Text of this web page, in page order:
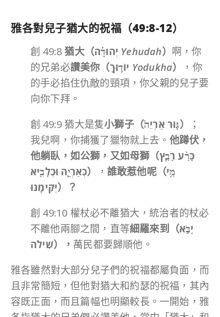
雅各對兒子猶大的祝福（49:8-12）
創 49:8猶大（יְהוּדָ֗ה Yehudah） 啊，你
的兄弟必讚美你（יוֹד֣וּךָ Yodukha）
，你
的手必掐住仇敵的頸項，你父親的兒子要
向你下拜。
創 49:9 猶大是隻小獅子（גּ֤וּר אַרְיֵה֙）
；
我兒啊，你捕獲了獵物就上去。 他蹲伏，
他躺臥，如公獅，又如母獅（כָּרַ֨ע רָבַ֧ץ
כְּאַרְיֵ֛ה וּכְלָבִ֖יא） ， 誰敢惹他呢（מִ֥י
יְקִימֶֽנּוּ）？
創 49:10 權杖必不離猶大，統治者的杖必
不離他兩腳之間，直等細羅來到（יָבֹ֣א
שִׁילֹה）， 萬民都要歸順他。
雅各雖然對大部分兒子們的祝福都屬負面，而
且非常簡短，但他對猶大和約瑟的祝福，其內
容既正面，而且篇幅也明顯較長。一開始，雅